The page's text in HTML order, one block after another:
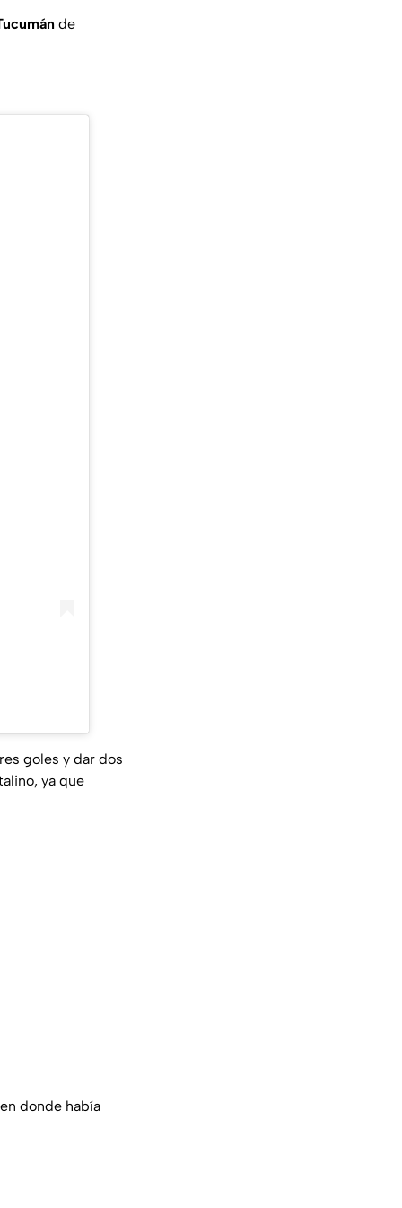
de
goles y dar dos
ya que
donde había